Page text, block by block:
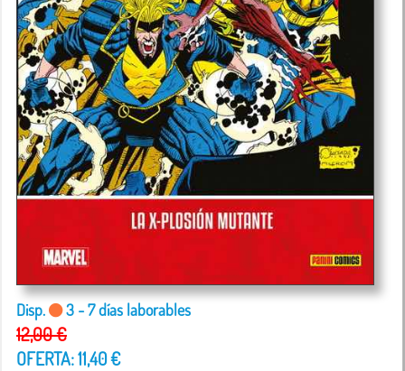
Disp. 3 - 7 días laborables
12,00 €
OFERTA: 11,40 €